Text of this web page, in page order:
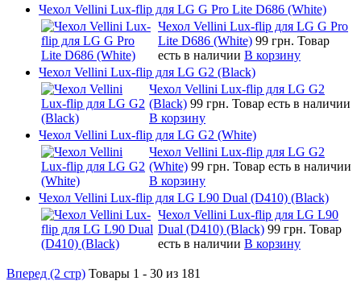
Чехол Vellini Lux-flip для LG G Pro Lite D686 (White)
Чехол Vellini Lux-flip для LG G Pro
Lite D686 (White) 99 грн. Товар
есть в наличии В корзину
Чехол Vellini Lux-flip для LG G2 (Black)
Чехол Vellini Lux-flip для LG G2
(Black) 99 грн. Товар есть в наличии
В корзину
Чехол Vellini Lux-flip для LG G2 (White)
Чехол Vellini Lux-flip для LG G2
(White) 99 грн. Товар есть в наличии
В корзину
Чехол Vellini Lux-flip для LG L90 Dual (D410) (Black)
Чехол Vellini Lux-flip для LG L90
Dual (D410) (Black) 99 грн. Товар
есть в наличии В корзину
Вперед (2 стр) Товары 1 - 30 из 181